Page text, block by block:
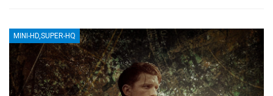
MINI-HD,SUPER-HQ